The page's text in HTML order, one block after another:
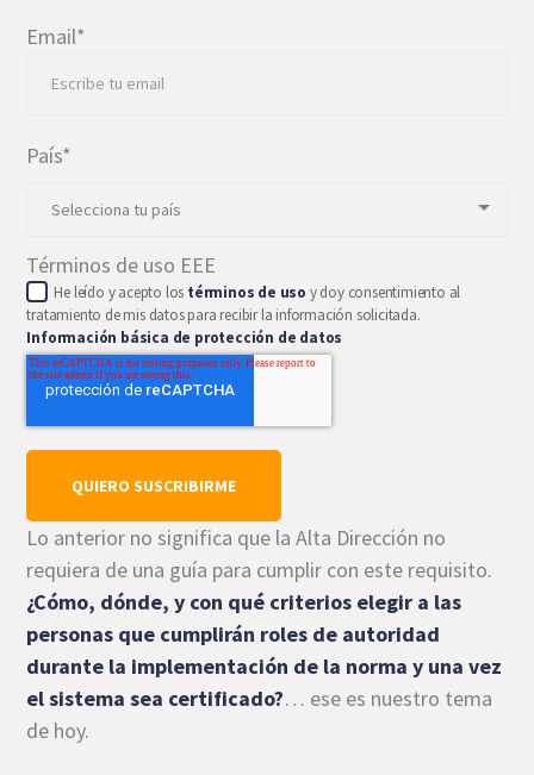
Email*
País*
Términos de uso EEE
He leído y acepto los términos de uso y doy consentimiento al
tratamiento de mis datos para recibir la información solicitada.
Información básica de protección de datos
Lo anterior no significa que la Alta Dirección no
requiera de una guía para cumplir con este requisito.
¿Cómo, dónde, y con qué criterios elegir a las
personas que cumplirán roles de autoridad
durante la implementación de la norma y una vez
el sistema sea certificado?… ese es nuestro tema
de hoy.